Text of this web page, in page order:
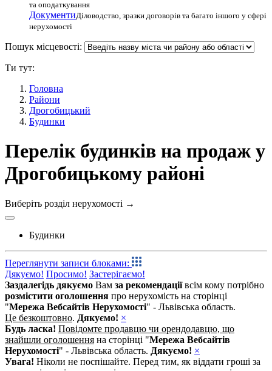
та оподаткування
ДокументиДіловодство, зразки договорів та багато іншого у сфері
нерухомості
Пошук місцевості:
Ти тут:
Головна
Райони
Дрогобицький
Будинки
Перелік будинків на продаж у
Дрогобицькому районі
Виберіть розділ нерухомості →
Будинки
Переглянути записи блоками:
Дякуємо! Просимо! Застерігаємо!
Заздалегідь дякуємо Вам за рекомендаціївсім кому потрібно
розмістити оголошення про нерухомість на сторінці
"Мережа Вебсайтів Нерухомості" - Львівська область.
Це безкоштовно. Дякуємо! ×
Будь ласка! Повідомте продавцю чи орендодавцю, що
знайшли оголошення на сторінці "Мережа Вебсайтів
Нерухомості" - Львівська область. Дякуємо! ×
Увага! Ніколи не поспішайте. Перед тим, як віддати гроші за